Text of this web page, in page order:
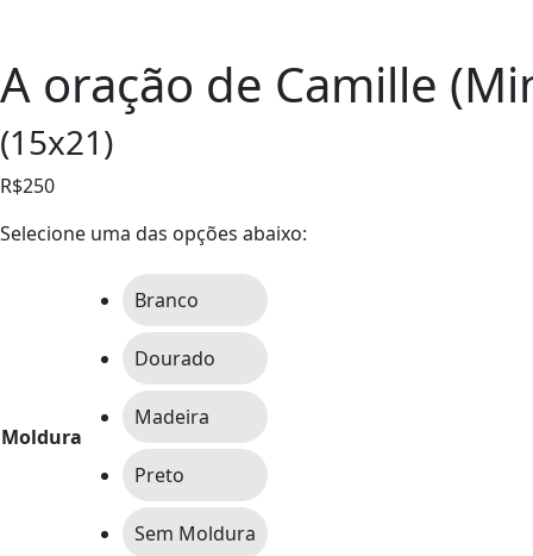
A oração de Camille
(15x21)
R$250
Selecione uma das opções abaixo:
Moldura
Branco
Dourado
Madeira
Preto
Sem Moldura